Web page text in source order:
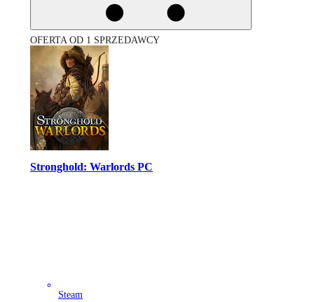
OFERTA OD 1 SPRZEDAWCY
Stronghold: Warlords PC
Steam